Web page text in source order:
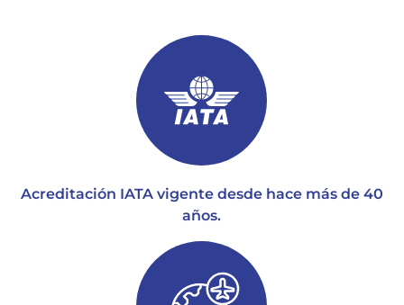
Acreditación IATA vigente desde hace más de 40
años.